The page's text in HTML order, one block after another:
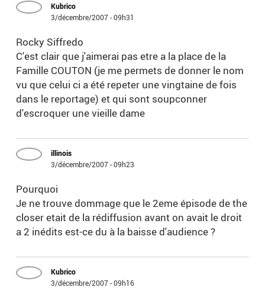
Kubrico
3/décembre/2007 - 09h31
Rocky Siffredo
C'est clair que j'aimerai pas etre a la place de la
Famille COUTON (je me permets de donner le nom
vu que celui ci a été repeter une vingtaine de fois
dans le reportage) et qui sont soupconner
d'escroquer une vieille dame
illinois
3/décembre/2007 - 09h23
Pourquoi
Je ne trouve dommage que le 2eme épisode de the
closer etait de la rédiffusion avant on avait le droit
a 2 inédits est-ce du à la baisse d'audience ?
Kubrico
3/décembre/2007 - 09h16